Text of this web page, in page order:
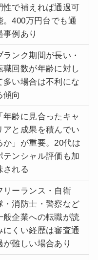
性で補えれば通過可
。400万円台でも通
事例あり
ランク期間が長い・
職回数が年齢に対し
多い場合は不利にな
傾向
「年齢に見合ったキャ
アと成果を積んでい
か」が重要。20代は
テンシャル評価も加
される
リーランス・自衛
・消防士・警察など
般企業への転職が読
にくい経歴は審査通
が難しい場合あり